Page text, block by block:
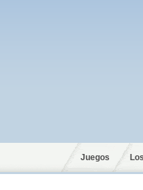
Juegos